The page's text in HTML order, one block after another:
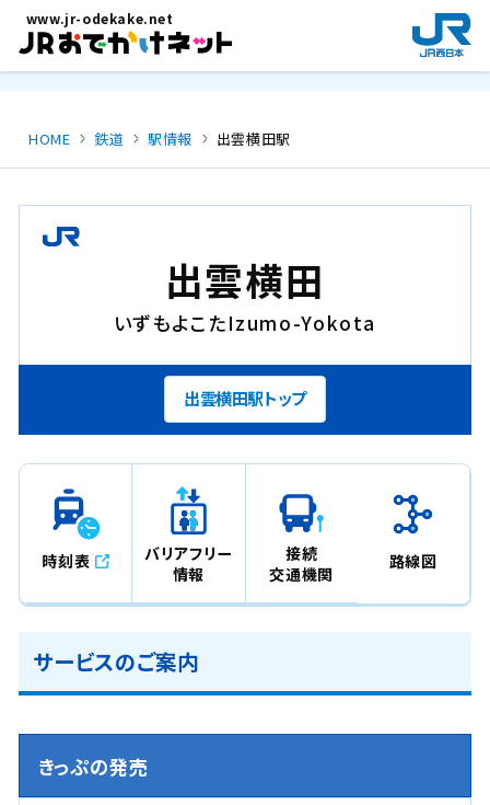
メインコンテンツにスキップ
www.jr-odekake.net
新
規
ウ
で
HOME 鉄道 駅情報 出雲横田駅
出雲横田
いずもよこたIzumo-Yokota
出雲横田駅トップ
時刻表
バリアフリー
情報
接続
交通機関
路線図
サービスのご案内
きっぷの発売